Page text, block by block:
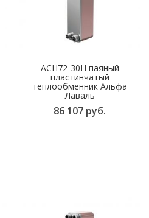
ACH72-30H паяный
пластинчатый
теплообменник Альфа
Лаваль
86 107 руб.